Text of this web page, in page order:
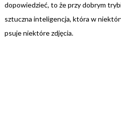
dopowiedzieć, to że przy dobrym
sztuczna inteligencja, która w
psuje niektóre zdjęcia.